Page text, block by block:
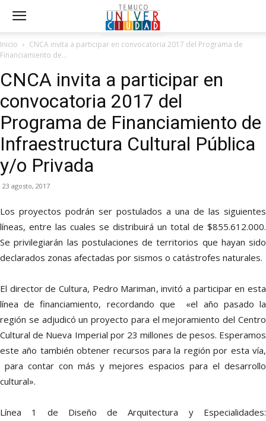
Inicio
CNCA invita a participar en convocatoria 2017 del Programa de
Financiamiento de...
CNCA invita a participar en
convocatoria 2017 del
Programa de Financiamiento de
Infraestructura Cultural Pública
y/o Privada
23 agosto, 2017
Los proyectos podrán ser postulados a una de las siguientes
líneas, entre las cuales se distribuirá un total de $855.612.000.
Se privilegiarán las postulaciones de territorios que hayan sido
declarados zonas afectadas por sismos o catástrofes naturales.
El director de Cultura, Pedro Mariman, invitó a participar en esta
línea de financiamiento, recordando que «el año pasado la
región se adjudicó un proyecto para el mejoramiento del Centro
Cultural de Nueva Imperial por 23 millones de pesos. Esperamos
este año también obtener recursos para la región por esta vía,
para contar con más y mejores espacios para el desarrollo
cultural».
Línea 1 de Diseño de Arquitectura y Especialidades: